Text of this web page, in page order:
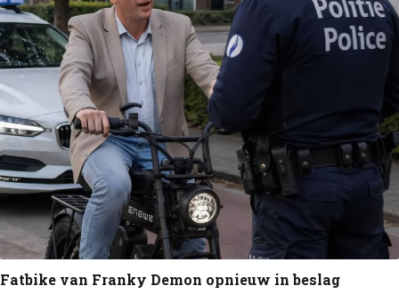
Fatbike van Franky Demon opnieuw in beslag